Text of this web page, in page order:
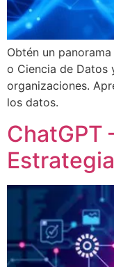
Obtén un
o Ciencia de Datos
organizaciones.
los datos.
ChatGPT